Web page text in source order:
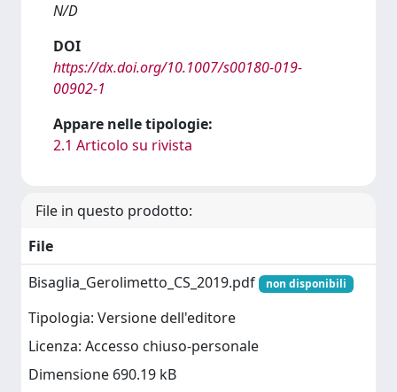
N/D
DOI
https://dx.doi.org/10.1007/s00180-019-
00902-1
Appare nelle tipologie:
2.1 Articolo su rivista
File in questo prodotto:
File
Bisaglia_Gerolimetto_CS_2019.pdf
non disponibili
Tipologia: Versione dell'editore
Licenza: Accesso chiuso-personale
Dimensione 690.19 kB